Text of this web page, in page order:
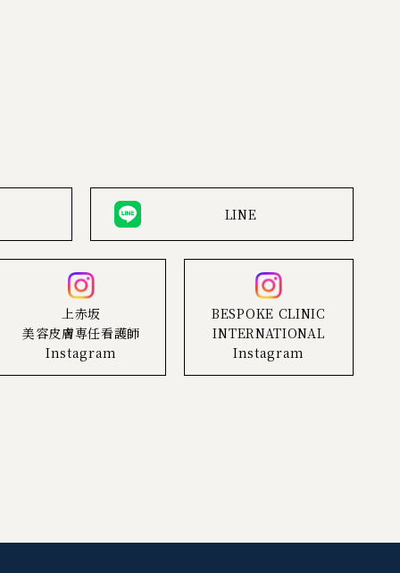
LINE
上赤坂
美容皮膚専任看護師
Instagram
BESPOKE CLINIC
INTERNATIONAL
Instagram